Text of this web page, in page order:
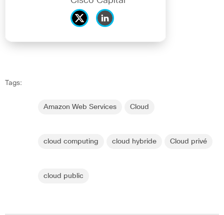
Tags:
Amazon Web Services Cloud
cloud computing cloud hybride Cloud privé
cloud public